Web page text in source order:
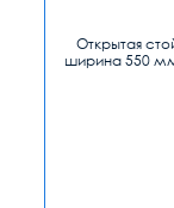
Открытая
ширина 550